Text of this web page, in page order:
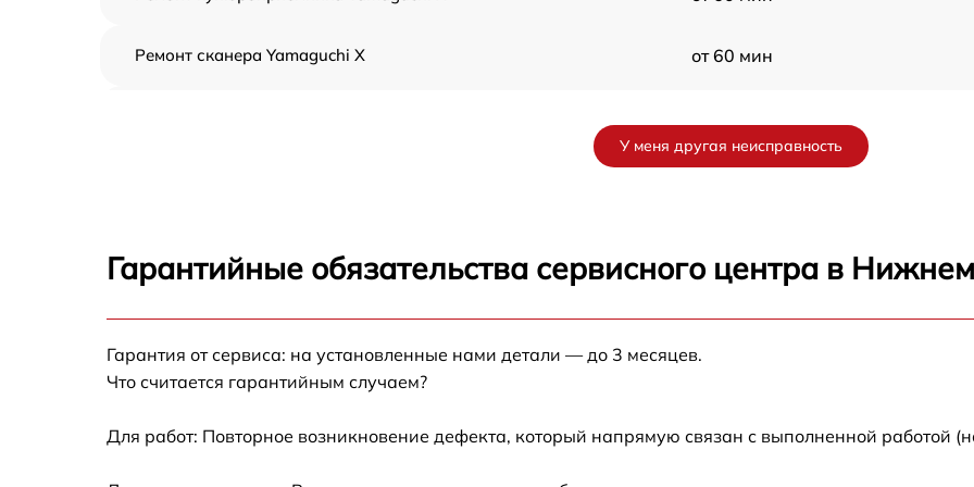
Ремонт сканера Yamaguchi X от 60 мин
Замена сканера Yamaguchi X от 60 мин
Прошивка Yamaguchi X
У меня другая неисправность
Гарантийные обязательства сервисного центра в
Гарантия от сервиса: на установленные нами детали — до 3 месяцев.
Что считается гарантийным случаем?
Для работ: Повторное возникновение дефекта, который напрямую связан с выполненной работой